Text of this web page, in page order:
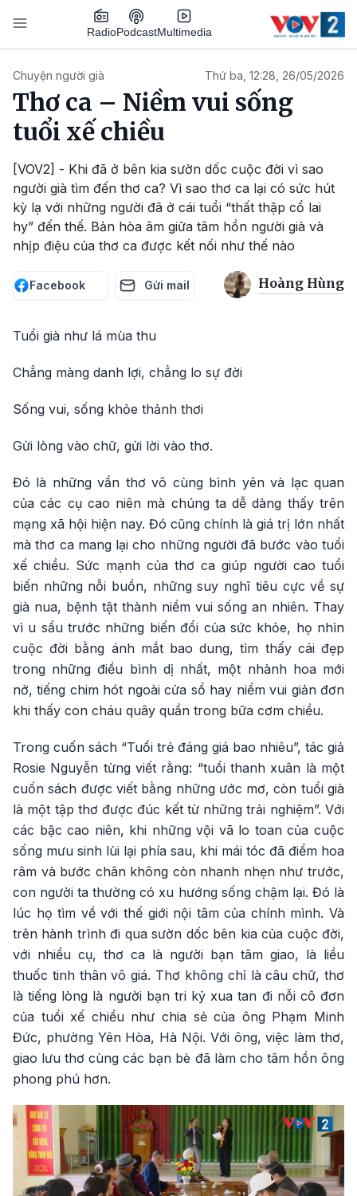
Nhảy đến nội dung
RadioPodcastMultimedia
Chuyện người già Thứ ba, 12:28, 26/05/2026
Thơ ca – Niềm vui sống
tuổi xế chiều
[VOV2] - Khi đã ở bên kia sườn dốc cuộc đời vì sao
người già tìm đến thơ ca? Vì sao thơ ca lại có sức hút
kỳ lạ với những người đã ở cái tuổi “thất thập cổ lai
hy” đến thế. Bản hòa âm giữa tâm hồn người già và
nhịp điệu của thơ ca được kết nối như thế nào
Facebook Gửi mail Hoàng Hùng
Tuổi già như lá mùa thu
Chẳng màng danh lợi, chẳng lo sự đời
Sống vui, sống khỏe thảnh thơi
Gửi lòng vào chữ, gửi lời vào thơ.
Đó là những vần thơ vô cùng bình yên và lạc quan
của các cụ cao niên mà chúng ta dễ dàng thấy trên
mạng xã hội hiện nay. Đó cũng chính là giá trị lớn nhất
mà thơ ca mang lại cho những người đã bước vào tuổi
xế chiều. Sức mạnh của thơ ca giúp người cao tuổi
biến những nỗi buồn, những suy nghĩ tiêu cực về sự
già nua, bệnh tật thành niềm vui sống an nhiên. Thay
vì u sầu trước những biến đổi của sức khỏe, họ nhìn
cuộc đời bằng ánh mắt bao dung, tìm thấy cái đẹp
trong những điều bình dị nhất, một nhành hoa mới
nở, tiếng chim hót ngoài cửa sổ hay niềm vui giản đơn
khi thấy con cháu quây quần trong bữa cơm chiều.
Trong cuốn sách “Tuổi trẻ đáng giá bao nhiêu”, tác giả
Rosie Nguyễn từng viết rằng: “tuổi thanh xuân là một
cuốn sách được viết bằng những ước mơ, còn tuổi già
là một tập thơ được đúc kết từ những trải nghiệm”. Với
các bậc cao niên, khi những vội vã lo toan của cuộc
sống mưu sinh lùi lại phía sau, khi mái tóc đã điểm hoa
râm và bước chân không còn nhanh nhẹn như trước,
con người ta thường có xu hướng sống chậm lại. Đó là
lúc họ tìm về với thế giới nội tâm của chính mình. Và
trên hành trình đi qua sườn dốc bên kia của cuộc đời,
với nhiều cụ, thơ ca là người bạn tâm giao, là liều
thuốc tinh thân vô giá. Thơ không chỉ là câu chữ, thơ
là tiếng lòng là người bạn tri kỷ xua tan đi nỗi cô đơn
của tuổi xế chiều như chia sẻ của ông Phạm Minh
Đức, phường Yên Hòa, Hà Nội. Với ông, việc làm thơ,
giao lưu thơ cùng các bạn bè đã làm cho tâm hồn ông
phong phú hơn.